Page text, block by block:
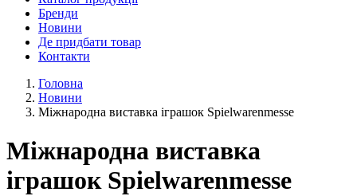
Бренди
Новини
Де придбати товар
Контакти
Головна
Новини
Міжнародна виставка іграшок Spielwarenmesse
Міжнародна виставка
іграшок Spielwarenmesse